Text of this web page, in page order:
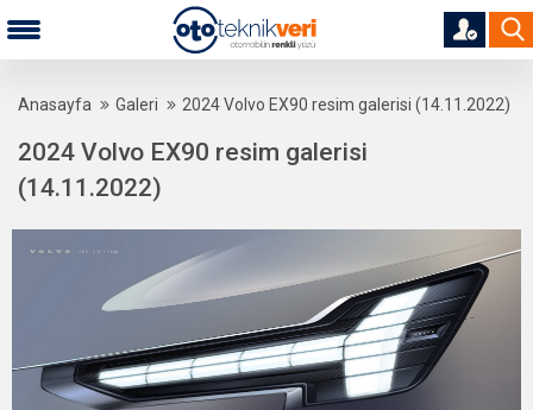
Anasayfa Galeri 2024 Volvo EX90 resim galerisi (14.11.2022)
2024 Volvo EX90 resim galerisi
(14.11.2022)